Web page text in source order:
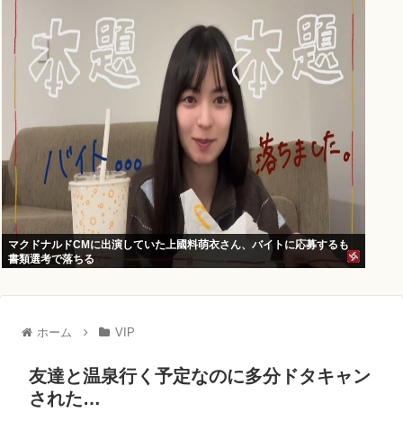
マクドナルドCMに出演していた上國料萌衣さん、バイトに応募するも
書類選考で落ちる
ホーム VIP
友達と温泉行く予定なのに多分ドタキャン
された…